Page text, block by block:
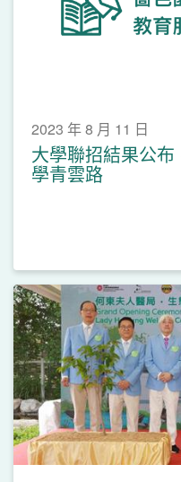
2023 年 8 月 11 日
大學聯招結果公布
學青雲路